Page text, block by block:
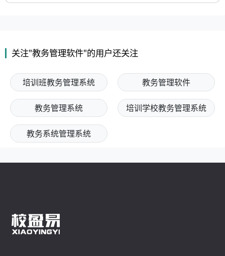
关注"教务管理软件"的用户还关注
培训班教务管理系统 教务管理软件
教务管理系统 培训学校教务管理系统
教务系统管理系统